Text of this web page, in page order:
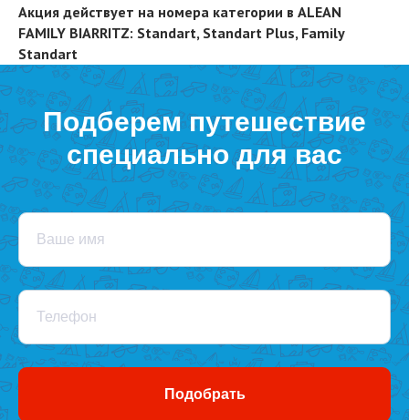
Акция действует на номера категории в ALEAN
FAMILY BIARRITZ: Standart, Standart Plus, Family
Standart
Подберем путешествие
специально для вас
Ваше имя
Телефон
Подобрать